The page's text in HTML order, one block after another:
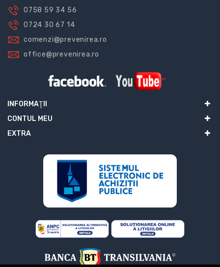
0758 59 34 56
0724 30 67 14
comenzi@prevenirea.ro
office@prevenirea.ro
INFORMAŢII
CONTUL MEU
EXTRA